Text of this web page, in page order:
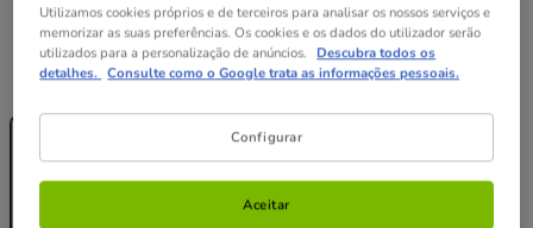
Peso:12 saquetas x 85 g
85 g
Sem Stock
(23.72€ / kg)
24 saquetas x
85 g
Sem Stock
48.38€
85 g
Sem Stock
96.76€
Utilizamos cookies próprios e de terceiros para analisar os nossos serviços e
memorizar as suas preferências. Os cookies e os dados do utilizador serão
utilizados para a personalização de anúncios. Descubra todos os
detalhes. Consulte como o Google trata as informações pessoais.
Configurar
Aceitar